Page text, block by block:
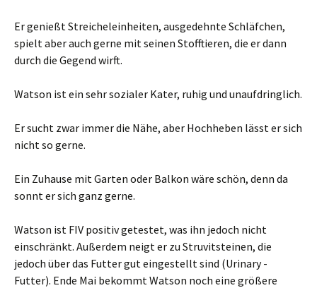
Er genießt Streicheleinheiten, ausgedehnte Schläfchen,
spielt aber auch gerne mit seinen Stofftieren, die er dann
durch die Gegend wirft.
Watson ist ein sehr sozialer Kater, ruhig und unaufdringlich.
Er sucht zwar immer die Nähe, aber Hochheben lässt er sich
nicht so gerne.
Ein Zuhause mit Garten oder Balkon wäre schön, denn da
sonnt er sich ganz gerne.
Watson ist FIV positiv getestet, was ihn jedoch nicht
einschränkt. Außerdem neigt er zu Struvitsteinen, die
jedoch über das Futter gut eingestellt sind (Urinary -
Futter). Ende Mai bekommt Watson noch eine größere